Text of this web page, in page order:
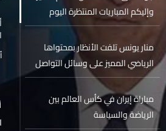
وإليكم المباريات المنتظرة اليوم
منار يونس تلفت الأنظار بمحتواها
الرياضي المميز على وسائل التواصل
الاجتماعي
مباراة إيران في كأس العالم بين
الرياضة والسياسة